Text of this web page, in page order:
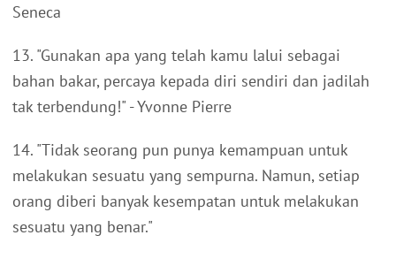
Seneca
13. "Gunakan apa yang telah kamu lalui sebagai
bahan bakar, percaya kepada diri sendiri dan jadilah
tak terbendung!" - Yvonne Pierre
14. "Tidak seorang pun punya kemampuan untuk
melakukan sesuatu yang sempurna. Namun, setiap
orang diberi banyak kesempatan untuk melakukan
sesuatu yang benar."